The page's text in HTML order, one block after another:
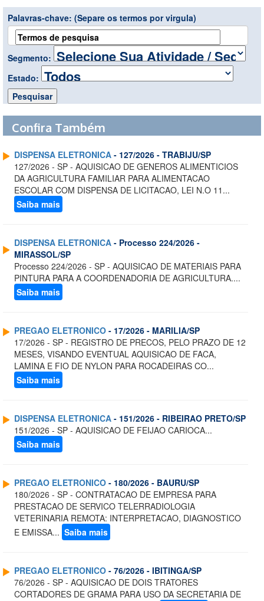
Palavras-chave: (Separe os termos por virgula)
Segmento:
Estado:
Confira Também
DISPENSA ELETRONICA - 127/2026 - TRABIJU/SP
127/2026 - SP - AQUISICAO DE GENEROS ALIMENTICIOS
DA AGRICULTURA FAMILIAR PARA ALIMENTACAO
ESCOLAR COM DISPENSA DE LICITACAO, LEI N.O 11...
Saiba mais
DISPENSA ELETRONICA - Processo 224/2026 -
MIRASSOL/SP
Processo 224/2026 - SP - AQUISICAO DE MATERIAIS PARA
PINTURA PARA A COORDENADORIA DE AGRICULTURA....
Saiba mais
PREGAO ELETRONICO - 17/2026 - MARILIA/SP
17/2026 - SP - REGISTRO DE PRECOS, PELO PRAZO DE 12
MESES, VISANDO EVENTUAL AQUISICAO DE FACA,
LAMINA E FIO DE NYLON PARA ROCADEIRAS CO...
Saiba mais
DISPENSA ELETRONICA - 151/2026 - RIBEIRAO PRETO/SP
151/2026 - SP - AQUISICAO DE FEIJAO CARIOCA...
Saiba mais
PREGAO ELETRONICO - 180/2026 - BAURU/SP
180/2026 - SP - CONTRATACAO DE EMPRESA PARA
PRESTACAO DE SERVICO TELERRADIOLOGIA
VETERINARIA REMOTA: INTERPRETACAO, DIAGNOSTICO
E EMISSA... Saiba mais
PREGAO ELETRONICO - 76/2026 - IBITINGA/SP
76/2026 - SP - AQUISICAO DE DOIS TRATORES
CORTADORES DE GRAMA PARA USO DA SECRETARIA DE